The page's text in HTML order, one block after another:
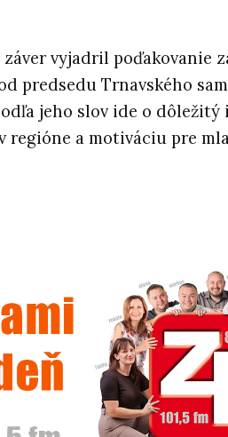
vyjadril poďakovanie
predsedu Trnavského
jeho slov ide o dôležitý
regióne a motiváciu pre